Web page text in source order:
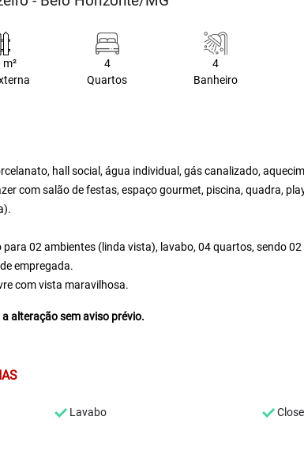
m²
4
Quartos
4
Banheiro
hall social, água individual, gás canalizado,
com salão de festas, espaço gourmet, piscina, quadra,
para 02 ambientes (linda vista), lavabo, 04 quartos, sendo
empregada.
com vista maravilhosa.
alteração sem aviso prévio.
Lavabo